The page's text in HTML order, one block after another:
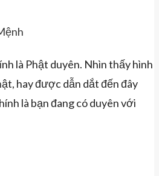
là Phật duyên. Nhìn thấy hình
hay được dẫn dắt đến đây
là bạn đang có duyên với